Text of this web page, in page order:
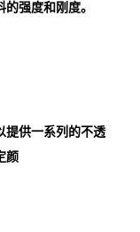
强度和刚度。
提供一系列的不透
颜